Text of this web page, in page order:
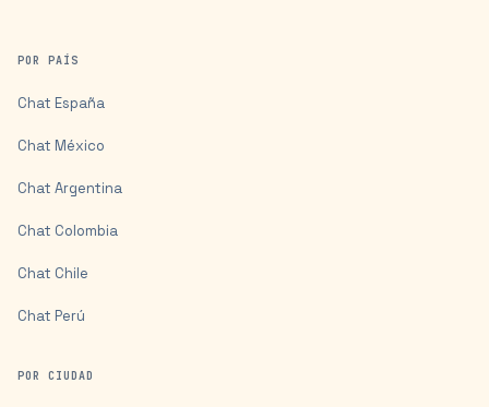
POR PAÍS
Chat España
Chat México
Chat Argentina
Chat Colombia
Chat Chile
Chat Perú
POR CIUDAD